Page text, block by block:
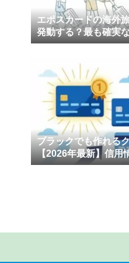
エポスカードの海外
発動する？最も確実
かりやすく解説
ブラックでも作れる
【2026年最新】信用
申し込める